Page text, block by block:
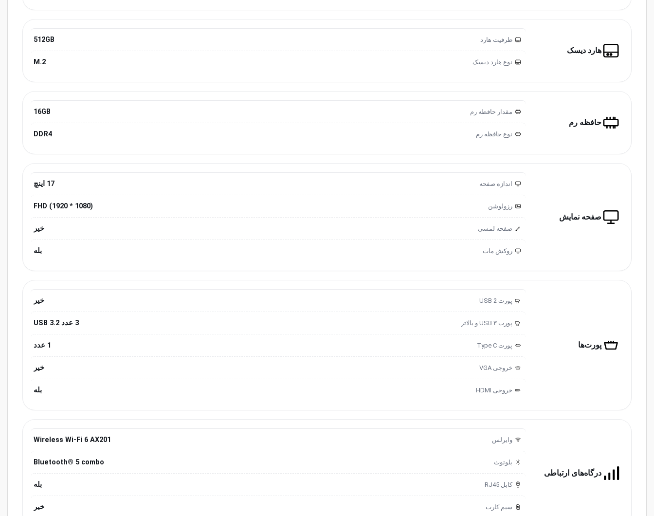
هارد دیسک
ظرفیت هارد 512GB
نوع هارد دیسک M.2
حافظه رم
مقدار حافظه رم 16GB
نوع حافظه رم DDR4
صفحه نمایش
اندازه صفحه 17 اینچ
رزولوشن (1080 * 1920) FHD
صفحه لمسی خیر
روکش مات بله
پورت‌ها
2.0 پورت USB 2 خیر
3.0 پورت USB ۳ و ‌‌بالاتر 3 عدد USB 3.2
پورت ‌‌Type C 1 عدد
خروجی ‌VGA خیر
خروجی HDMI بله
درگاه‌های ارتباطی
وایرلس Wireless Wi-Fi 6 AX201
بلوتوث Bluetooth® 5 combo
کابل RJ45 بله
سیم کارت خیر